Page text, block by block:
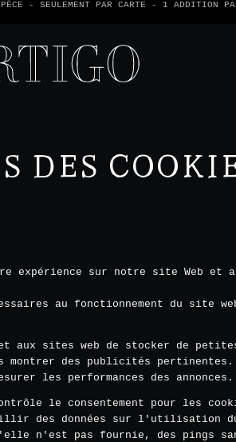
DES
expérience sur notre site Web et
au fonctionnement du site
aux sites web de stocker de
montrer des publicités
les performances des annonces.
le consentement pour les
des données sur l'utilisation
n'est pas fournie, des pings